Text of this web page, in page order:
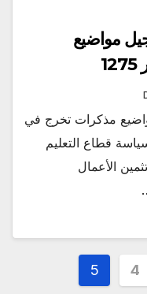
مواضيع
مذكرات تخرج في
تجسيد سياسة قطاع التعليم
الأعمال
4
5